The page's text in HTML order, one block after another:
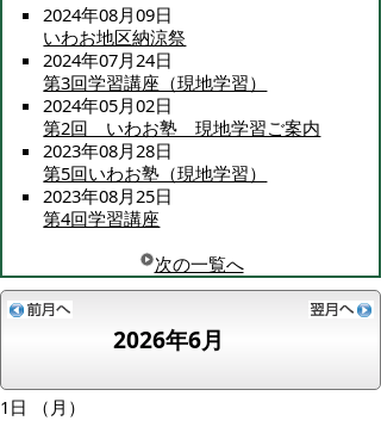
2024年08月09日
いわお地区納涼祭
2024年07月24日
第3回学習講座（現地学習）
2024年05月02日
第2回 いわお塾 現地学習ご案内
2023年08月28日
第5回いわお塾（現地学習）
2023年08月25日
第4回学習講座
次の一覧へ
2026年6月
1日
（月）